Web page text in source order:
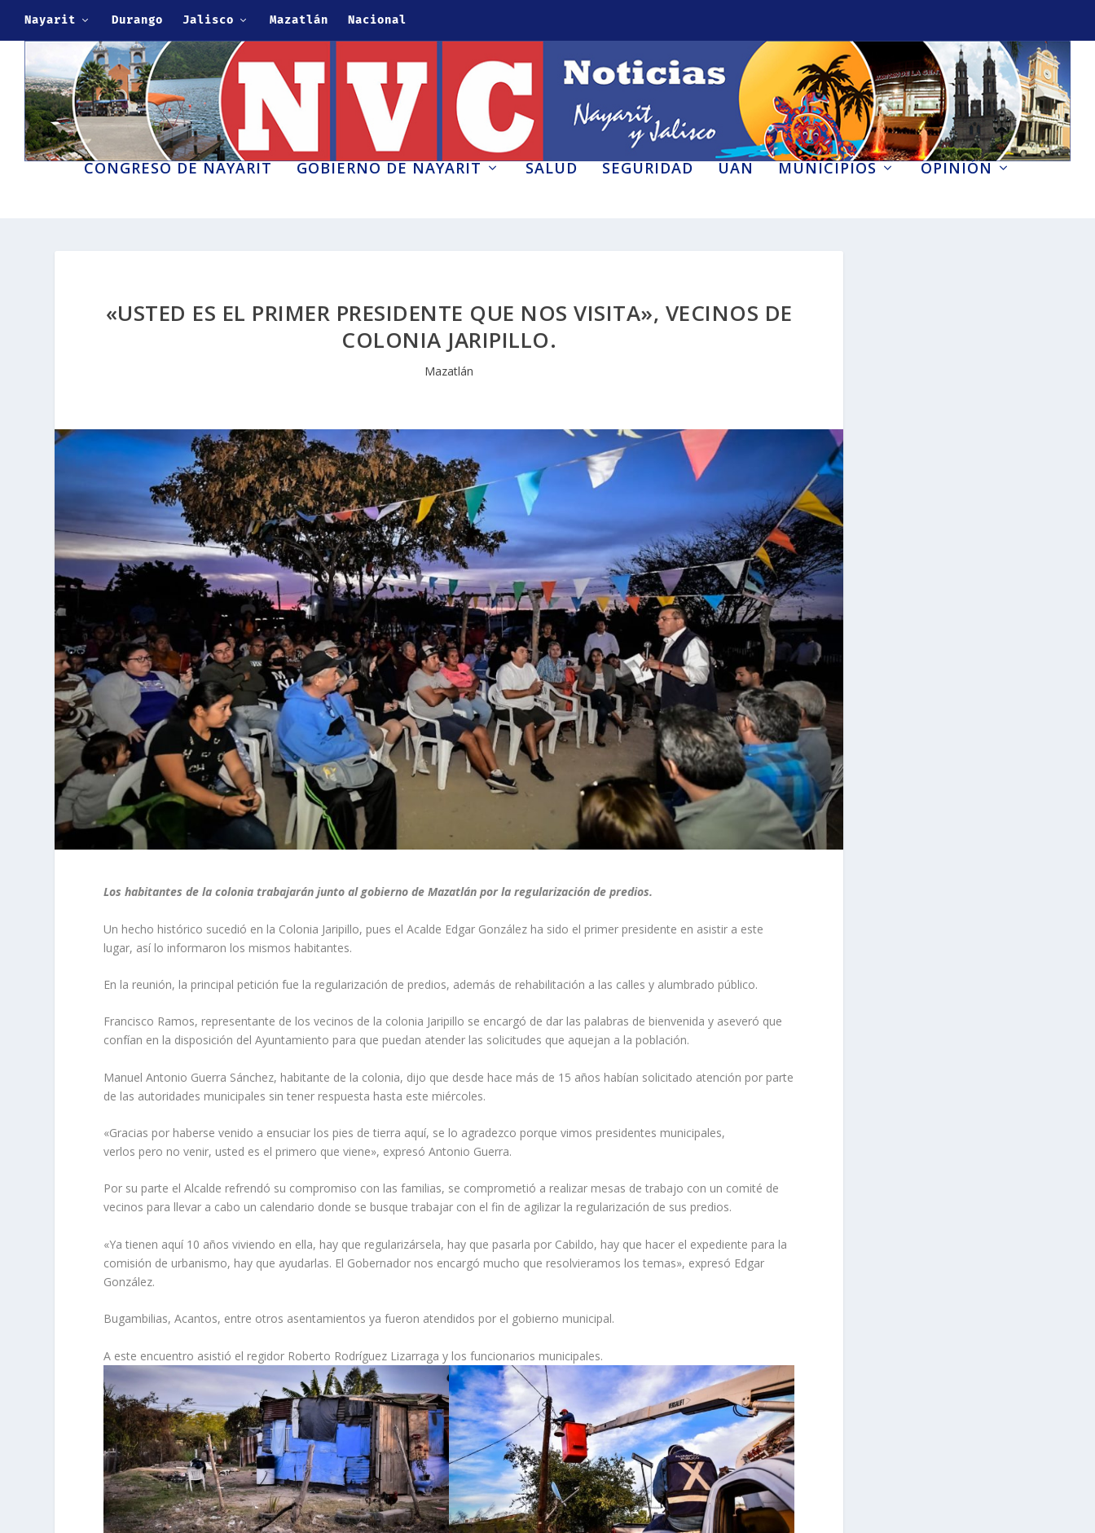
Nayarit Durango Jalisco Mazatlán Nacional
CONGRESO DE NAYARIT GOBIERNO DE NAYARIT SALUD SEGURIDAD UAN MUNICIPIOS OPINIÓN
«USTED ES EL PRIMER PRESIDENTE QUE NOS VISITA», VECINOS DE
COLONIA JARIPILLO.
Mazatlán
Los habitantes de la colonia trabajarán junto al gobierno de Mazatlán por la regularización de predios.
Un hecho histórico sucedió en la Colonia Jaripillo, pues el Acalde Edgar González ha sido el primer presidente en asistir a este
lugar, así lo informaron los mismos habitantes.
En la reunión, la principal petición fue la regularización de predios, además de rehabilitación a las calles y alumbrado público.
Francisco Ramos, representante de los vecinos de la colonia Jaripillo se encargó de dar las palabras de bienvenida y aseveró que
confían en la disposición del Ayuntamiento para que puedan atender las solicitudes que aquejan a la población.
Manuel Antonio Guerra Sánchez, habitante de la colonia, dijo que desde hace más de 15 años habían solicitado atención por parte
de las autoridades municipales sin tener respuesta hasta este miércoles.
«Gracias por haberse venido a ensuciar los pies de tierra aquí, se lo agradezco porque vimos presidentes municipales,
verlos pero no venir, usted es el primero que viene», expresó Antonio Guerra.
Por su parte el Alcalde refrendó su compromiso con las familias, se comprometió a realizar mesas de trabajo con un comité de
vecinos para llevar a cabo un calendario donde se busque trabajar con el fin de agilizar la regularización de sus predios.
«Ya tienen aquí 10 años viviendo en ella, hay que regularizársela, hay que pasarla por Cabildo, hay que hacer el expediente para la
comisión de urbanismo, hay que ayudarlas. El Gobernador nos encargó mucho que resolvieramos los temas», expresó Edgar
González.
Bugambilias, Acantos, entre otros asentamientos ya fueron atendidos por el gobierno municipal.
A este encuentro asistió el regidor Roberto Rodríguez Lizarraga y los funcionarios municipales.